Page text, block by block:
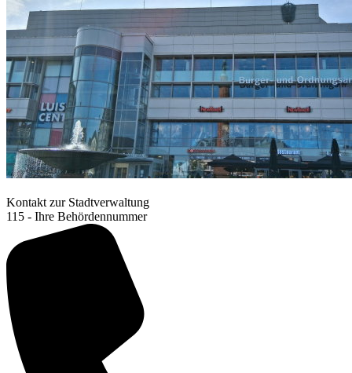
Kontakt zur Stadtverwaltung
115 - Ihre Behördennummer